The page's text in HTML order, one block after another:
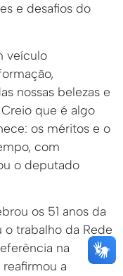
e desafios do
veículo
nossas belezas e
que é algo
os méritos e o
com
o deputado
os 51 anos da
o trabalho da Rede
na
a